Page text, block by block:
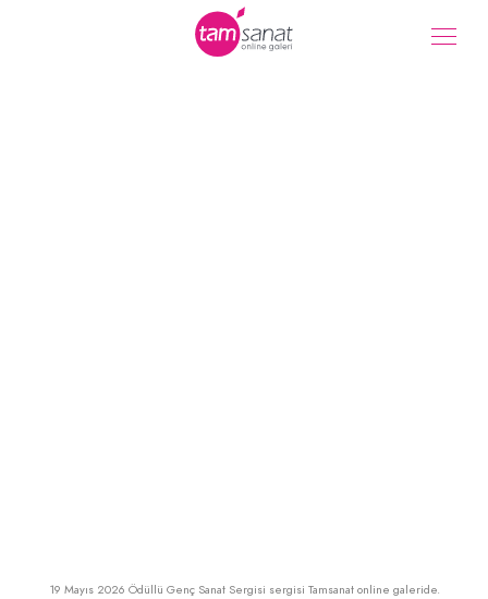
19 Mayıs 2026 Ödüllü Genç Sanat Sergisi sergisi Tamsanat online galeride.